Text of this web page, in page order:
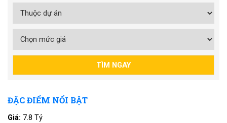
ĐẶC ĐIỂM NỔI BẬT
Giá: 7.8 Tỷ